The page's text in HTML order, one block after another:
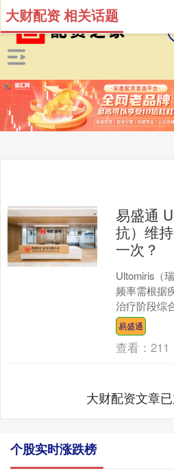
大财配资 相关话题
易盛通
抗）维
一次？
Ultomiris（
频率需根据
治疗阶段综
评估频率 成
易盛通
查看：211
大财配资文章
个股实时涨跌榜